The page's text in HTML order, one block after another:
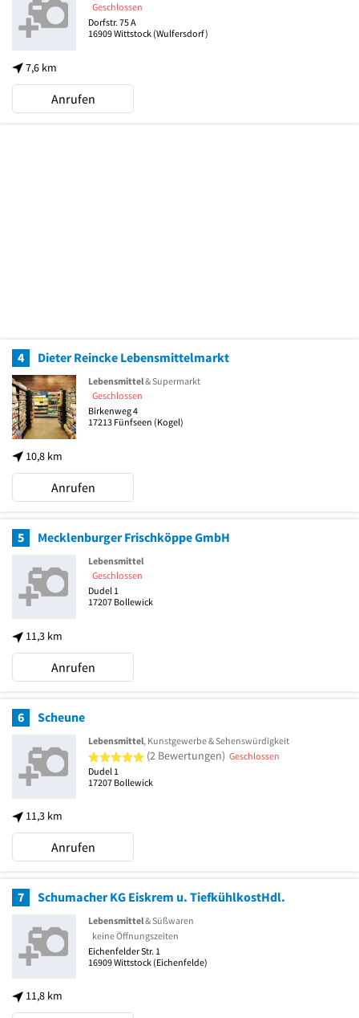
7,6 km
Geschlossen
Dorfstr. 75 A
16909Wittstock (Wulfersdorf)
Anrufen
4 Dieter Reincke Lebensmittelmarkt
10,8 km
Lebensmittel& Supermarkt
Geschlossen
Birkenweg 4
17213 Fünfseen (Kogel)
Anrufen
5 Mecklenburger Frischköppe GmbH
11,3 km
Lebensmittel
Geschlossen
Dudel 1
17207 Bollewick
Anrufen
6 Scheune
11,3 km
Lebensmittel, Kunstgewerbe & Sehenswürdigkeit
5 von 5 Sternen
(2 Bewertungen) Geschlossen
Dudel 1
17207 Bollewick
Anrufen
7 Schumacher KG Eiskrem u. TiefkühlkostHdl.
11,8 km
Lebensmittel& Süßwaren
keine Öffnungszeiten
Eichenfelder Str. 1
16909Wittstock (Eichenfelde)